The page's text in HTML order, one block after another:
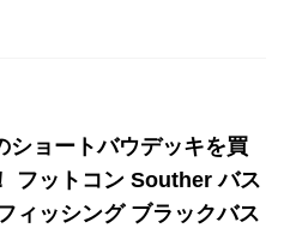
ショートバウデッキを買
フットコン Souther バス
ィッシング ブラックバス